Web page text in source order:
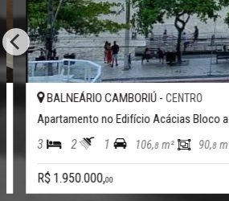
BALNEÁRIO CAMBORIÚ -CENTRO
Apartamento no Edifício Acácias Bloco a
3 2 1 106,8 m² 90,8
R$ 1.950.000,00